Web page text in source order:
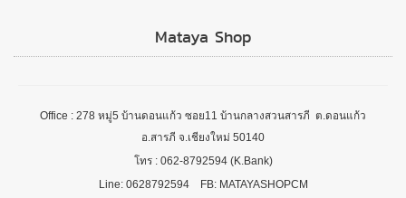
Mataya Shop
Office : 278 หมู่5 บ้านดอนแก้ว ซอย11 บ้านกลางสวนสารภี ต.ดอนแก้ว
อ.สารภี จ.เชียงใหม่ 50140
โทร : 062-8792594 (K.Bank)
Line: 0628792594 FB: MATAYASHOPCM